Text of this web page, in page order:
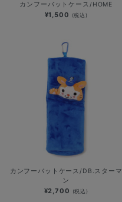
カンフーバットケース/HOME
¥1,500 (税込)
カンフーバットケース/DB.スターマ
ン
¥2,700 (税込)